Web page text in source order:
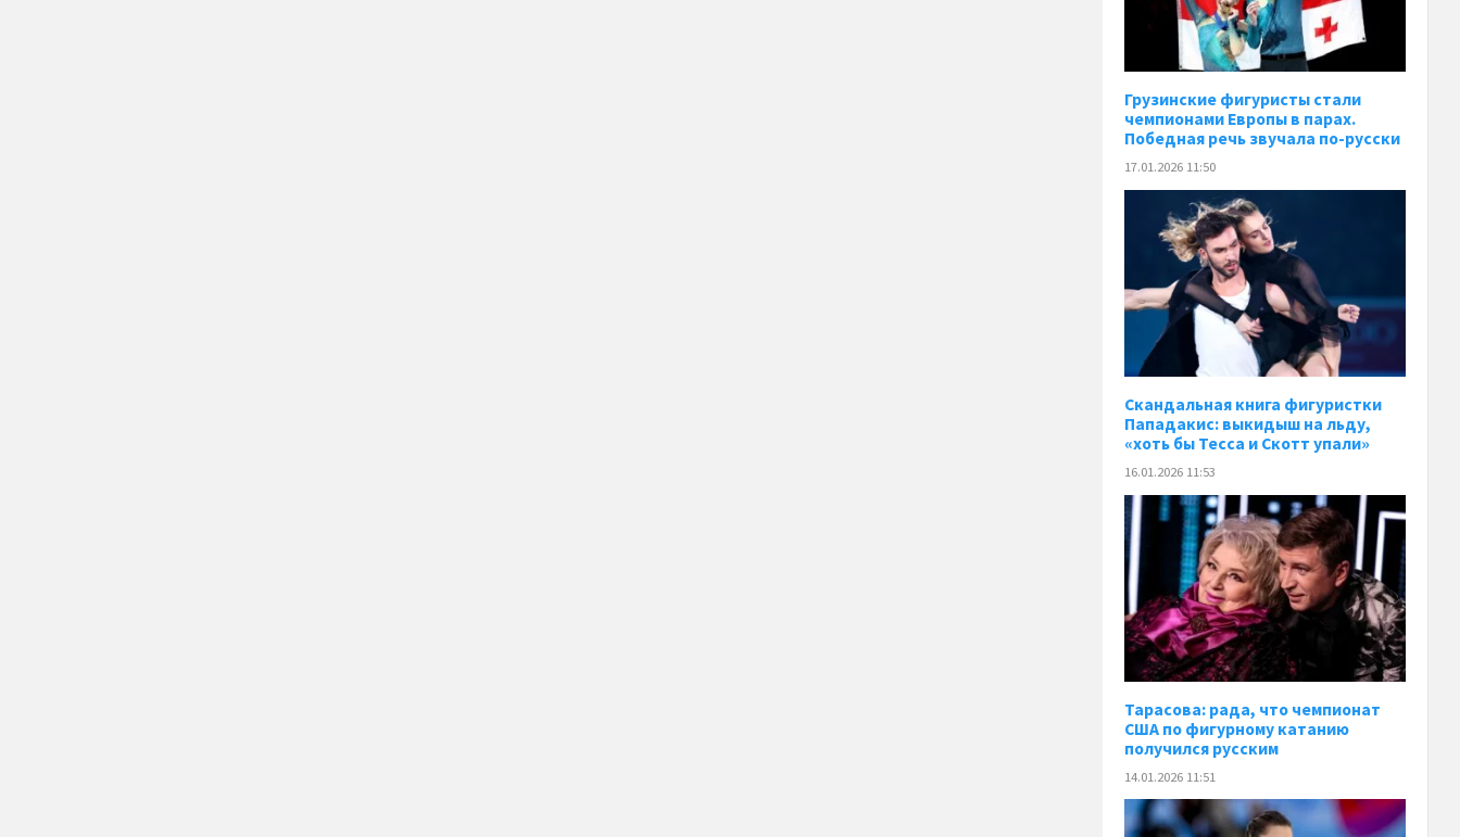
Грузинские фигуристы стали
чемпионами Европы в парах.
Победная речь звучала по-русски
17.01.2026 11:50
Скандальная книга фигуристки
Пападакис: выкидыш на льду,
«хоть бы Тесса и Скотт упали»
16.01.2026 11:53
Тарасова: рада, что чемпионат
США по фигурному катанию
получился русским
14.01.2026 11:51